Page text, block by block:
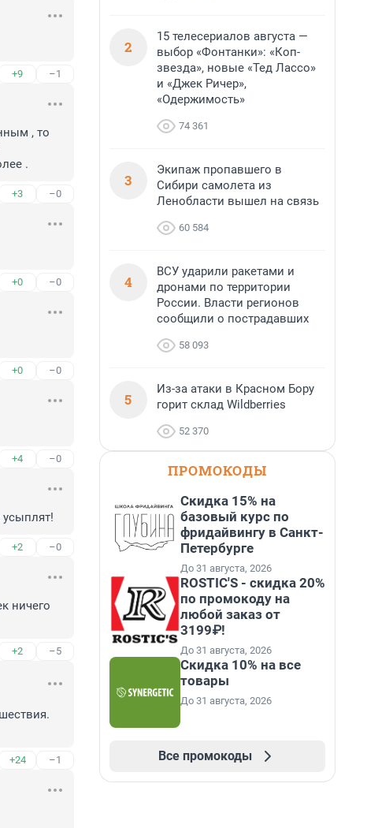
+9 –1
, то
.
+3 –0
+0 –0
+0 –0
+4 –0
усыплят!
+2 –0
ничего
+2 –5
+24 –1
2
15 телесериалов августа —
выбор «Фонтанки»: «Коп-
звезда», новые «Тед Лассо»
и «Джек Ричер»,
«Одержимость»
74 361
3
Экипаж пропавшего в
Сибири самолета из
Ленобласти вышел на связь
60 584
4
ВСУ ударили ракетами и
дронами по территории
России. Власти регионов
сообщили о пострадавших
58 093
5
Из-за атаки в Красном Бору
горит склад Wildberries
52 370
ПРОМОКОДЫ
Скидка 15% на
базовый курс по
фридайвингу в Санкт-
Петербурге
До 31 августа, 2026
ROSTIC'S - скидка 20%
по промокоду на
любой заказ от
3199₽!
До 31 августа, 2026
Скидка 10% на все
товары
До 31 августа, 2026
Все промокоды